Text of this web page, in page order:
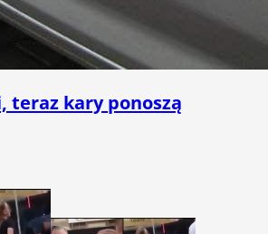
teraz kary ponoszą